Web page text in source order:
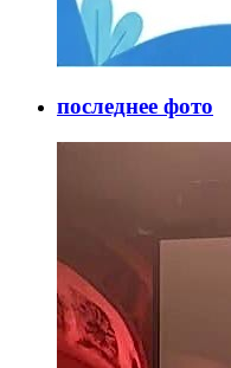
последнее фото